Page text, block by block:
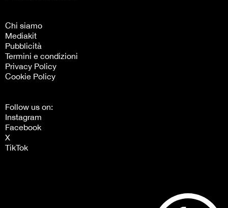
Chi siamo
Mediakit
Pubblicità
Termini e condizioni
Privacy Policy
Cookie Policy
Follow us on:
Instagram
Facebook
X
TikTok